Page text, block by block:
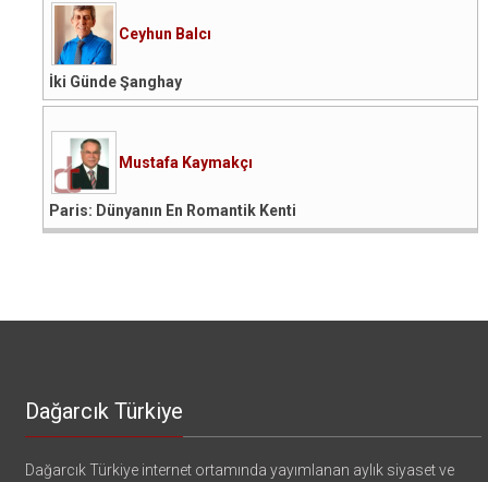
Ceyhun Balcı
İki Günde Şanghay
Mustafa Kaymakçı
Paris: Dünyanın En Romantik Kenti
Dağarcık Türkiye
Dağarcık Türkiye internet ortamında yayımlanan aylık siyaset ve